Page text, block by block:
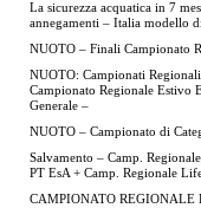
La sicurezza acquatica in 7
annegamenti – Italia modello
NUOTO – Finali Campionato
NUOTO: Campionati
Campionato Regionale Estivo
Generale –
NUOTO – Campionato di
Salvamento – Camp.
PT EsA + Camp. Regionale
CAMPIONATO REGIONALE